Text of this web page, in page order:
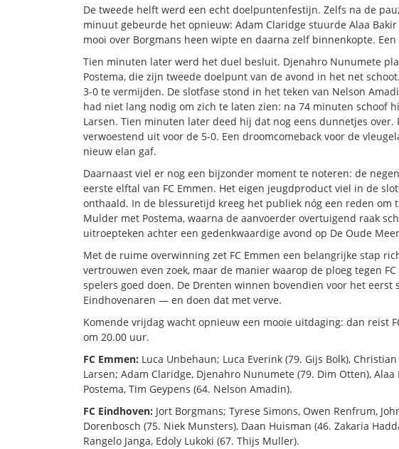
De tweede helft werd een echt doelpuntenfestijn. Zelfs na de
minuut gebeurde het opnieuw: Adam Claridge stuurde Alaa
mooi over Borgmans heen wipte en daarna zelf binnenkopte.
Tien minuten later werd het duel besluit. Djenahro Nunumete
Postema, die zijn tweede doelpunt van de avond in het net
3-0 te vermijden. De slotfase stond in het teken van Nelson
had niet lang nodig om zich te laten zien: na 74 minuten schoof
Larsen. Tien minuten later deed hij dat nog eens dunnetjes over.
verwoestend uit voor de 5-0. Een droomcomeback voor de
nieuw elan gaf.
Daarnaast viel er nog een bijzonder moment te noteren: de
eerste elftal van FC Emmen. Het eigen jeugdproduct viel in de
onthaald. In de blessuretijd kreeg het publiek nóg een reden om
Mulder met Postema, waarna de aanvoerder overtuigend raak
uitroepteken achter een gedenkwaardige avond op De Oude
Met de ruime overwinning zet FC Emmen een belangrijke stap
vertrouwen even zoek, maar de manier waarop de ploeg tegen
spelers goed doen. De Drenten winnen bovendien voor het
Eindhovenaren — en doen dat met verve.
Komende vrijdag wacht opnieuw een mooie uitdaging: dan reist
om 20.00 uur.
FC Emmen: Luca Unbehaun; Luca Everink (79. Gijs Bolk),
Larsen; Adam Claridge, Djenahro Nunumete (79. Dim Otten),
Postema, Tim Geypens (64. Nelson Amadin).
FC Eindhoven: Jort Borgmans; Tyrese Simons, Owen Renfrum,
Dorenbosch (75. Niek Munsters), Daan Huisman (46. Zakaria
Rangelo Janga, Edoly Lukoki (67. Thijs Muller).